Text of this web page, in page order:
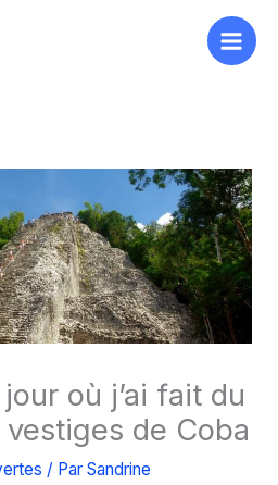
où j’ai fait du
de Coba
/ Par Sandrine